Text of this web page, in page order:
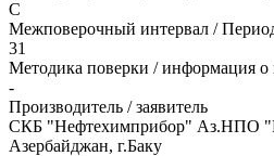
С
Межповерочный интервал /
31
Методика поверки / информация о
-
Производитель / заявитель
СКБ "Нефтехимприбор" Аз.НПО
Азербайджан, г.Баку